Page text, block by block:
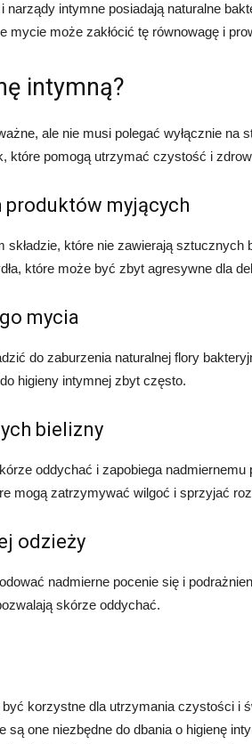
intymne posiadają naturalne
mycie może zakłócić tę równowagę i
intymną?
ale nie musi polegać wyłącznie na
które pomogą utrzymać czystość i
produktów myjących
składzie, które nie zawierają sztucznych
które może być zbyt agresywne dla
mycia
do zaburzenia naturalnej flory
higieny intymnej zbyt często.
bielizny
oddychać i zapobiega nadmiernemu
mogą zatrzymywać wilgoć i sprzyjać
odzieży
nadmierne pocenie się i
skórze oddychać.
korzystne dla utrzymania czystości i
są one niezbędne do dbania o higienę